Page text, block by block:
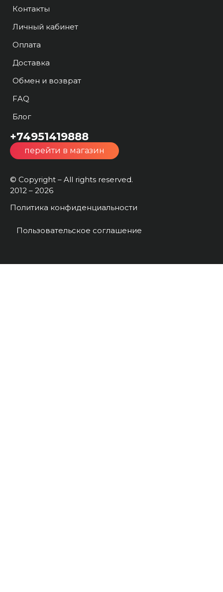
Контакты
Личный кабинет
Оплата
Доставка
Обмен и возврат
FAQ
Блог
+74951419888
перейти в магазин
© Copyright – All rights reserved.
2012 – 2026
Политика конфиденциальности
Пользовательское соглашение